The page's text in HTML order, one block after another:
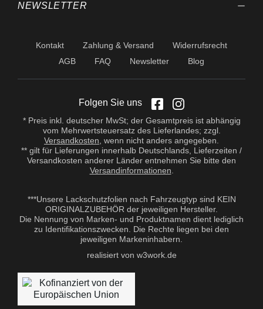
NEWSLETTER
Kontakt Zahlung & Versand
Widerrufsrecht
AGB
FAQ Newsletter Blog
Folgen Sie uns
* Preis inkl. deutscher MwSt; der Gesamtpreis ist abhängig
vom Mehrwertsteuersatz des Lieferlandes; zzgl.
Versandkosten , wenn nicht anders angegeben.
** gilt für Lieferungen innerhalb Deutschlands, Lieferzeiten /
Versandkosten anderer Länder entnehmen Sie bitte den
Versandinformationen
***Unsere Lackschutzfolien nach Fahrzeugtyp sind KEIN
ORIGINALZUBEHÖR der jeweiligen Hersteller.
Die Nennung von Marken- und Produktnamen dient lediglich
zu Identifikationszwecken. Die Rechte liegen bei den
jeweiligen Markeninhabern.
realisiert von w3work.de